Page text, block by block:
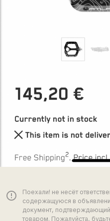
error_outline
Поехали! не несёт
содержащуюся в
документ,
товаром. Пожалуйста,